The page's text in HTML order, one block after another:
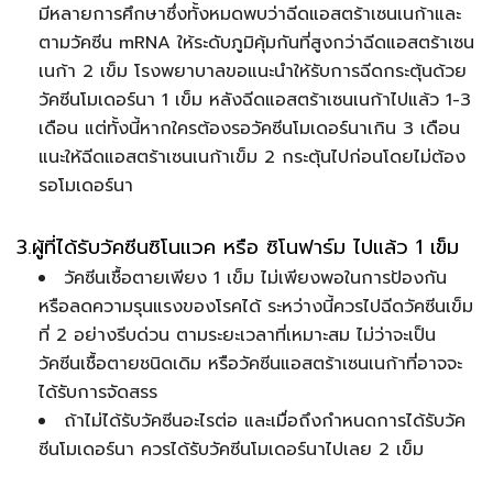
มีหลายการศึกษาซึ่งทั้งหมดพบว่าฉีดแอสตร้าเซนเนก้าและ
ตามวัคซีน mRNA ให้ระดับภูมิคุ้มกันที่สูงกว่าฉีดแอสตร้าเซน
เนก้า 2 เข็ม โรงพยาบาลขอแนะนำให้รับการฉีดกระตุ้นด้วย
วัคซีนโมเดอร์นา 1 เข็ม หลังฉีดแอสตร้าเซนเนก้าไปแล้ว 1-3
เดือน แต่ทั้งนี้หากใครต้องรอวัคซีนโมเดอร์นาเกิน 3 เดือน
แนะให้ฉีดแอสตร้าเซนเนก้าเข็ม 2 กระตุ้นไปก่อนโดยไม่ต้อง
รอโมเดอร์นา
3.ผู้ที่ได้รับวัคซีนซิโนแวค หรือ ซิโนฟาร์ม ไปแล้ว 1 เข็ม
วัคซีนเชื้อตายเพียง 1 เข็ม ไม่เพียงพอในการป้องกัน
หรือลดความรุนแรงของโรคได้ ระหว่างนี้ควรไปฉีดวัคซีนเข็ม
ที่ 2 อย่างรีบด่วน ตามระยะเวลาที่เหมาะสม ไม่ว่าจะเป็น
วัคซีนเชื้อตายชนิดเดิม หรือวัคซีนแอสตร้าเซนเนก้าที่อาจจะ
ได้รับการจัดสรร
ถ้าไม่ได้รับวัคซีนอะไรต่อ และเมื่อถึงกำหนดการได้รับวัค
ซีนโมเดอร์นา ควรได้รับวัคซีนโมเดอร์นาไปเลย 2 เข็ม